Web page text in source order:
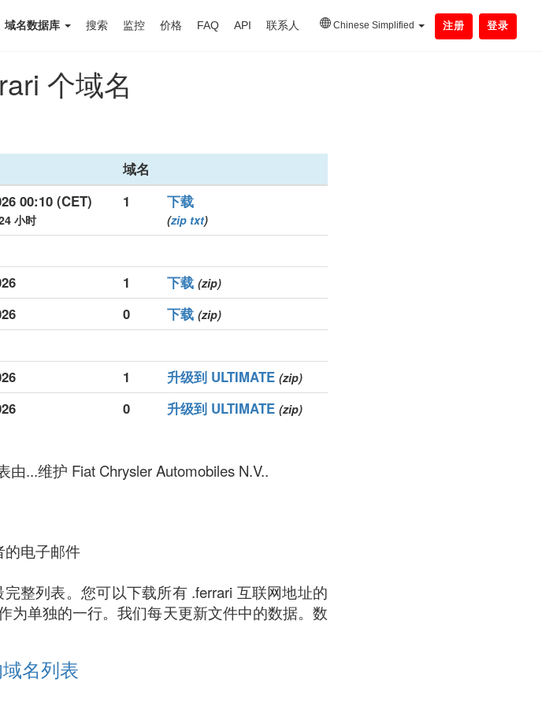
域名数据库 搜索 监控 价格 FAQ API 联系人 Chinese Simplified 注册 登录
个域名
域名
00:10 (CET)
小时
1 下载
(zip txt)
1 下载 (zip)
0 下载 (zip)
1 升级到 ULTIMATE (zip)
0 升级到 ULTIMATE (zip)
...维护 Fiat Chrysler Automobiles N.V..
的电子邮件
整列表。您可以下载所有 .ferrari 互联网地址的
为单独的一行。我们每天更新文件中的数据。数
名列表